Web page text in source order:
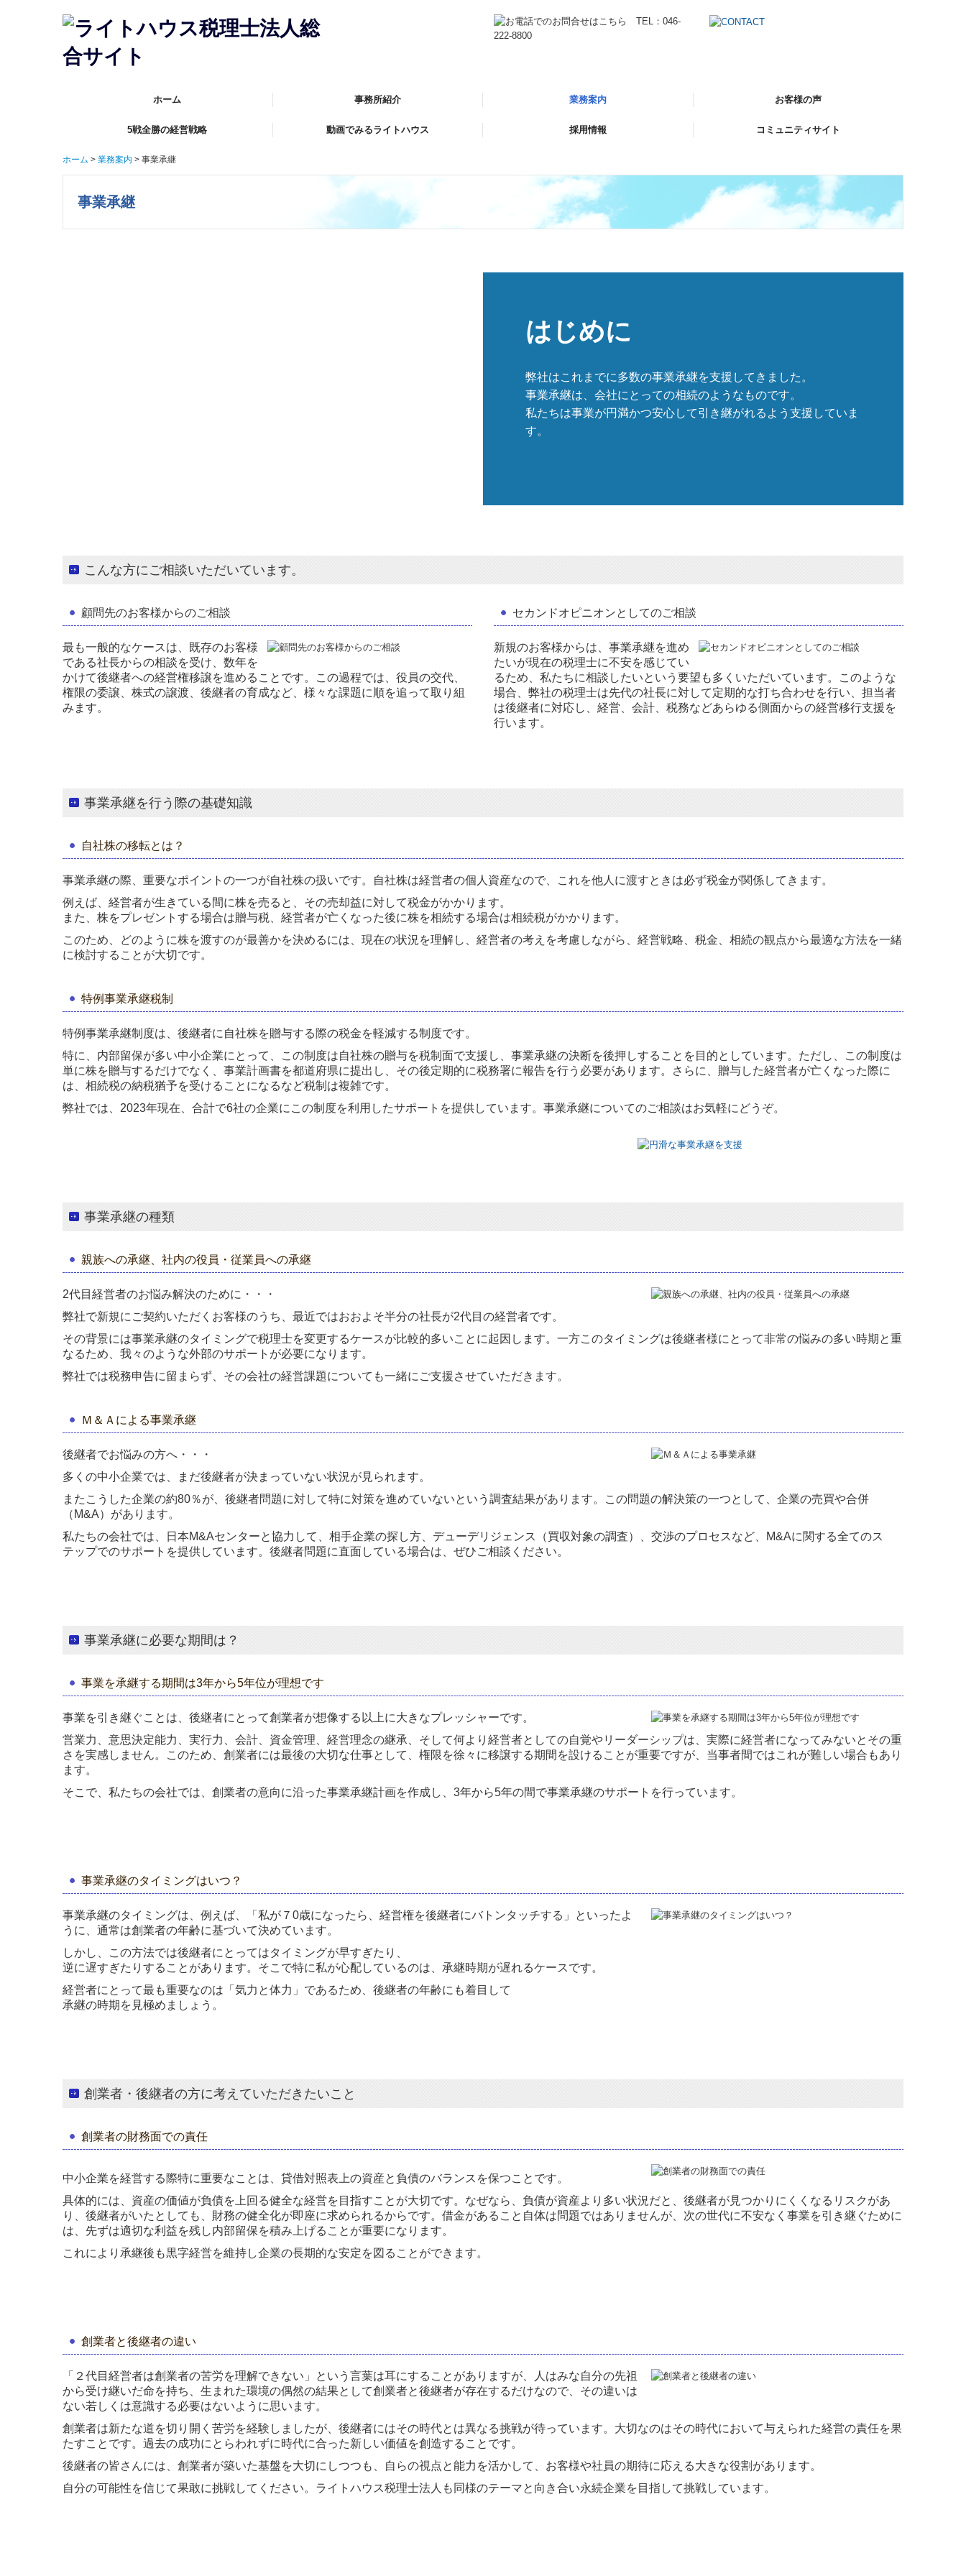
ホーム 事務所紹介
ご挨拶・事務所概要
税理士紹介
当事務所のクレド
オフィス案内
スタッフ紹介
業務案内 お客様の声
5戦全勝の経営戦略 動画でみるライトハウス 採用情報 コミュニティサイト
ホーム 業務案内 事業承継
事業承継
はじめに
弊社はこれまでに多数の事業承継を支援してきました。
事業承継は、会社にとっての相続のようなものです。
私たちは事業が円満かつ安心して引き継がれるよう支援していま
す。
こんな方にご相談いただいています。
顧問先のお客様からのご相談
最も一般的なケースは、既存のお客様
である社長からの相談を受け、数年を
かけて後継者への経営権移譲を進めることです。この過程では、役員の交代、
権限の委譲、株式の譲渡、後継者の育成など、様々な課題に順を追って取り組
みます。
セカンドオピニオンとしてのご相談
新規のお客様からは、事業承継を進め
たいが現在の税理士に不安を感じてい
るため、私たちに相談したいという要望も多くいただいています。このような
場合、弊社の税理士は先代の社長に対して定期的な打ち合わせを行い、担当者
は後継者に対応し、経営、会計、税務などあらゆる側面からの経営移行支援を
行います。
事業承継を行う際の基礎知識
自社株の移転とは？
事業承継の際、重要なポイントの一つが自社株の扱いです。自社株は経営者の個人資産なので、これを他人に渡すときは必ず税金が関係してきます。
例えば、経営者が生きている間に株を売ると、その売却益に対して税金がかかります。
また、株をプレゼントする場合は贈与税、経営者が亡くなった後に株を相続する場合は相続税がかかります。
このため、どのように株を渡すのが最善かを決めるには、現在の状況を理解し、経営者の考えを考慮しながら、経営戦略、税金、相続の観点から最適な方法を一緒
に検討することが大切です。
特例事業承継税制
特例事業承継制度は、後継者に自社株を贈与する際の税金を軽減する制度です。
特に、内部留保が多い中小企業にとって、この制度は自社株の贈与を税制面で支援し、事業承継の決断を後押しすることを目的としています。ただし、この制度は
単に株を贈与するだけでなく、事業計画書を都道府県に提出し、その後定期的に税務署に報告を行う必要があります。さらに、贈与した経営者が亡くなった際に
は、相続税の納税猶予を受けることになるなど税制は複雑です。
弊社では、2023年現在、合計で6社の企業にこの制度を利用したサポートを提供しています。事業承継についてのご相談はお気軽にどうぞ。
事業承継の種類
親族への承継、社内の役員・従業員への承継
2代目経営者のお悩み解決のために・・・
弊社で新規にご契約いただくお客様のうち、最近ではおおよそ半分の社長が2代目の経営者です。
その背景には事業承継のタイミングで税理士を変更するケースが比較的多いことに起因します。一方このタイミングは後継者様にとって非常の悩みの多い時期と重
なるため、我々のような外部のサポートが必要になります。
弊社では税務申告に留まらず、その会社の経営課題についても一緒にご支援させていただきます。
Ｍ＆Ａによる事業承継
後継者でお悩みの方へ・・・
多くの中小企業では、まだ後継者が決まっていない状況が見られます。
またこうした企業の約80％が、後継者問題に対して特に対策を進めていないという調査結果があります。この問題の解決策の一つとして、企業の売買や合併
（M&A）があります。
私たちの会社では、日本M&Aセンターと協力して、相手企業の探し方、デューデリジェンス（買収対象の調査）、交渉のプロセスなど、M&Aに関する全てのス
テップでのサポートを提供しています。後継者問題に直面している場合は、ぜひご相談ください。
事業承継に必要な期間は？
事業を承継する期間は3年から5年位が理想です
事業を引き継ぐことは、後継者にとって創業者が想像する以上に大きなプレッシャーです。
営業力、意思決定能力、実行力、会計、資金管理、経営理念の継承、そして何より経営者としての自覚やリーダーシップは、実際に経営者になってみないとその重
さを実感しません。このため、創業者には最後の大切な仕事として、権限を徐々に移譲する期間を設けることが重要ですが、当事者間ではこれが難しい場合もあり
ます。
そこで、私たちの会社では、創業者の意向に沿った事業承継計画を作成し、3年から5年の間で事業承継のサポートを行っています。
事業承継のタイミングはいつ？
事業承継のタイミングは、例えば、「私が７0歳になったら、経営権を後継者にバトンタッチする」といったよ
うに、通常は創業者の年齢に基づいて決めています。
しかし、この方法では後継者にとってはタイミングが早すぎたり、
逆に遅すぎたりすることがあります。そこで特に私が心配しているのは、承継時期が遅れるケースです。
経営者にとって最も重要なのは「気力と体力」であるため、後継者の年齢にも着目して
承継の時期を見極めましょう。
創業者・後継者の方に考えていただきたいこと
創業者の財務面での責任
中小企業を経営する際特に重要なことは、貸借対照表上の資産と負債のバランスを保つことです。
具体的には、資産の価値が負債を上回る健全な経営を目指すことが大切です。なぜなら、負債が資産より多い状況だと、後継者が見つかりにくくなるリスクがあ
り、後継者がいたとしても、財務の健全化が即座に求められるからです。借金があること自体は問題ではありませんが、次の世代に不安なく事業を引き継ぐために
は、先ずは適切な利益を残し内部留保を積み上げることが重要になります。
これにより承継後も黒字経営を維持し企業の長期的な安定を図ることができます。
創業者と後継者の違い
「２代目経営者は創業者の苦労を理解できない」という言葉は耳にすることがありますが、人はみな自分の先祖
から受け継いだ命を持ち、生まれた環境の偶然の結果として創業者と後継者が存在するだけなので、その違いは
ない若しくは意識する必要はないように思います。
創業者は新たな道を切り開く苦労を経験しましたが、後継者にはその時代とは異なる挑戦が待っています。大切なのはその時代において与えられた経営の責任を果
たすことです。過去の成功にとらわれずに時代に合った新しい価値を創造することです。
後継者の皆さんには、創業者が築いた基盤を大切にしつつも、自らの視点と能力を活かして、お客様や社員の期待に応える大きな役割があります。
自分の可能性を信じて果敢に挑戦してください。ライトハウス税理士法人も同様のテーマと向き合い永続企業を目指して挑戦しています。